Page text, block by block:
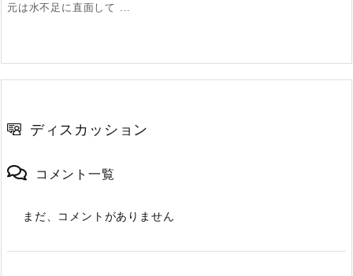
元は水不足に直面して ...
ディスカッション
コメント一覧
まだ、コメントがありません